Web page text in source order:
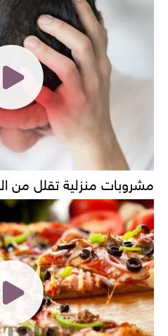
مشروبات منزلية تقلل من